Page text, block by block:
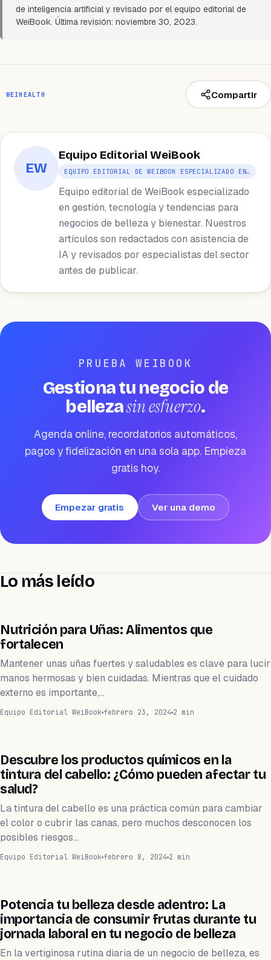
de inteligencia artificial y revisado por el equipo editorial de
WeiBook. Última revisión: noviembre 30, 2023.
WEIHEALTH Compartir
EW
Equipo Editorial WeiBook
EQUIPO EDITORIAL DE WEIBOOK ESPECIALIZADO EN…
Equipo editorial de WeiBook especializado
en gestión, tecnología y tendencias para
negocios de belleza y bienestar. Nuestros
artículos son redactados con asistencia de
IA y revisados por especialistas del sector
antes de publicar.
PRUEBA WEIBOOK
Gestiona tu negocio de
bellezasin esfuerzo.
Agenda online, recordatorios automáticos,
pagos y fidelización en una sola app. Empieza
gratis hoy.
Empezar gratis Ver una demo
Lo más leído
WEIHEALTH
Nutrición para Uñas: Alimentos que
fortalecen
Mantener unas uñas fuertes y saludables es clave para lucir
manos hermosas y bien cuidadas. Mientras que el cuidado
externo es importante,…
Equipo Editorial WeiBook febrero 23, 2024 2 min
WEIHEALTH
Descubre los productos químicos en la
tintura del cabello: ¿Cómo pueden afectar tu
salud?
La tintura del cabello es una práctica común para cambiar
el color o cubrir las canas, pero muchos desconocen los
posibles riesgos…
Equipo Editorial WeiBook febrero 8, 2024 2 min
WEIHEALTH
Potencia tu belleza desde adentro: La
importancia de consumir frutas durante tu
jornada laboral en tu negocio de belleza
En la vertiginosa rutina diaria de un negocio de belleza, es